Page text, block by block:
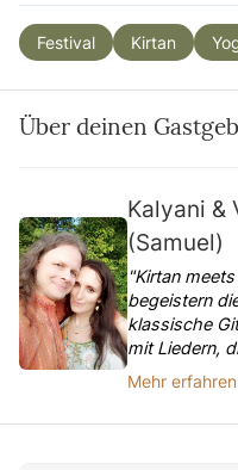
Festival Kirtan
Über deinen
Kalyani &
(Samuel)
"Kirtan
begeistern
klassische
mit Liedern,
Mehr